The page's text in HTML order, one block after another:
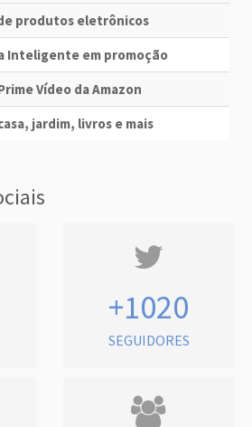
produtos eletrônicos
Inteligente em promoção
Vídeo da Amazon
jardim, livros e mais
+1020
SEGUIDORES